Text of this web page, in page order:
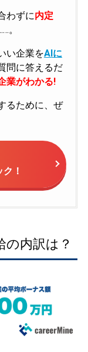
わずに内定
。
い企業をAIに
問に答えるだ
業がわかる!
るために、ぜ
！
の内訳は？